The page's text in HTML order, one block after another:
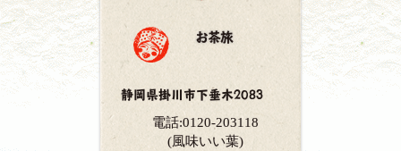
お茶旅
静岡県掛川市下垂木2083
電話:0120-203118
(風味いい葉)